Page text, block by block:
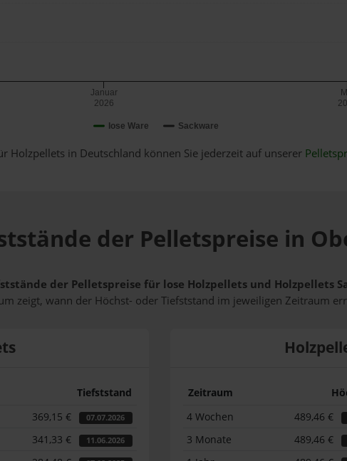
lose Ware Sackware
Januar
2026
Holzpellets in Deutschland können Sie jederzeit auf unserer
der Pelletspreise in
der Pelletspreise für lose Holzpellets und Holzpellets
zeigt, wann der Höchst- oder Tiefststand im jeweiligen Zeitraum
Tiefststand
369,15 € 07.07.2026
341,33 € 11.06.2026
Zeitraum
4 Wochen
489,46 €
3 Monate 489,46 €